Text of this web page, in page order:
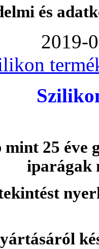
és
2019-
25 éve
iparágak